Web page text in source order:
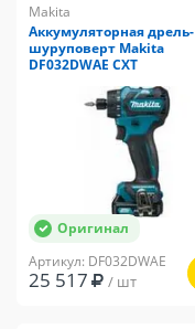
Makita
Аккумуляторная дрель-
шуруповерт Makita
DF032DWAE CXT
Оригинал
Артикул: DF032DWAE
25 517 / шт